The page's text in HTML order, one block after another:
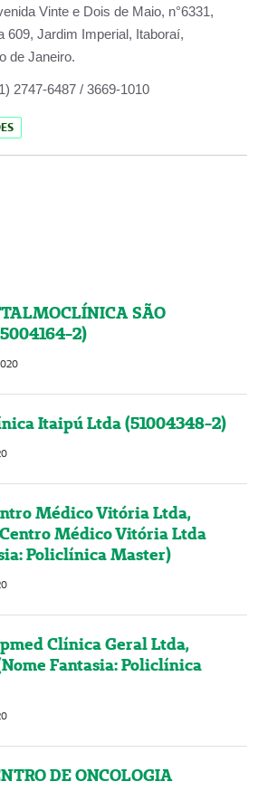
Vinte e Dois de Maio, n°6331,
609, Jardim Imperial, Itaboraí,
de Janeiro.
2747-6487 / 3669-1010
SÃO
2)
Itaipú Ltda (51004348-2)
Médico Vitória Ltda,
Médico Vitória Ltda
Policlínica Master)
Clínica Geral Ltda,
Fantasia: Policlínica
DE ONCOLOGIA